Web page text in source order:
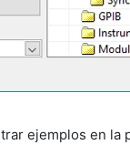
ejemplos en la